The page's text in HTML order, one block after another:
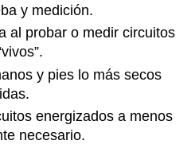
y medición.
al probar o medir circuitos
y pies lo más secos
energizados a menos
necesario.